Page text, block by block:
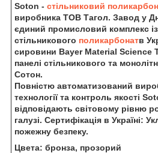
Soton - стільниковий
виробника ТОВ Тагол. Завод у
єдиний промисловий комплекс
стільникового поликарбонатв
сировини Bayer Material Science
панелі стільникового та
Сотон.
Повністю автоматизований
технології та контроль якості
відповідають світовому рівню
галузі. Сертифікація в Україні:
пожежну безпеку.
Цвета: бронза, прозорий